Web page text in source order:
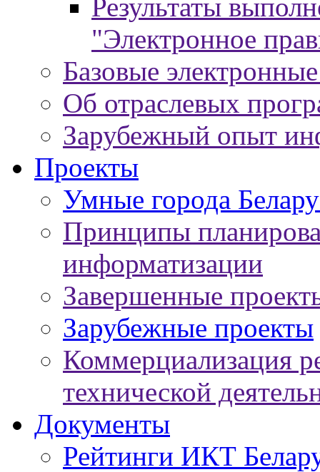
Результаты
"Электронное
Базовые
Об отраслевых
Зарубежный опыт
Проекты
Умные города
Принципы
информатизации
Завершенные
Зарубежные проекты
Коммерциализация
технической
Документы
Рейтинги ИКТ